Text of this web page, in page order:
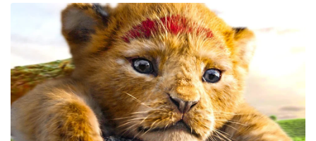
आर्थिक थिंक-टैंक जीटीआरआई के सह-संस्थापक अजय
श्रीवास्तव ने चेतावनी दी कि मंदी का भारत के कम से कम 2
अरब डॉलर के निर्यात पर प्रतिकूल प्रभाव पड़ेगा, जिसमें
स्मार्टफोन, परिधान, जूते और चमड़े के सामान शामिल हैं। मंदी
के दौरान, दैनिक उपयोग के उत्पाद आमतौर पर सबसे पहले
प्रभावित होते हैं। इसके अलावा, जर्मनी द्वारा जल्द ही लगाया
जाने वाला कार्बन बॉर्डर टैक्स भी लोहे और इस्पात उत्पादों के